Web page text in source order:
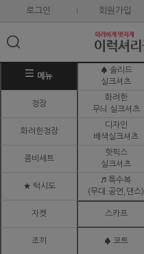
로그인 회원가입
메뉴
♠ 솔리드
실크셔츠
정장
화려한
무늬 실크셔츠
화려한정장
디자인
배색실크셔츠
콤비세트
핫픽스
실크셔츠
★ 턱시도
♬ 특수복
(무대.공연,댄스)
자켓 스카프
조끼 ♠ 코트